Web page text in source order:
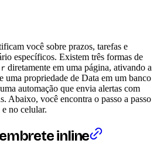
você sobre prazos, tarefas e
específicos. Existem três formas de
diretamente em uma página, ativando a
uma propriedade de Data em um banco
automação que envia alertas com
Abaixo, você encontra o passo a passo
no celular.
inline